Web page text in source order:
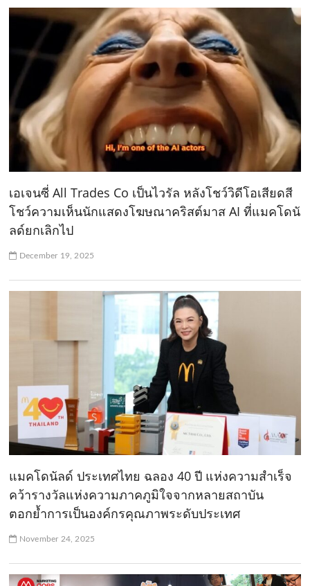
เอเจนซี่ All Trades Co เป็นไวรัล หลังโชว์วิดีโอเสียดสี
โชว์ความเห็นนักแสดงโฆษณาคริสต์มาส AI ที่แมคโดนั
ลด์ยกเลิกไป
December 19, 2025
แมคโดนัลด์ ประเทศไทย ฉลอง 40 ปี แห่งความสำเร็จ
คว้ารางวัลแห่งความภาคภูมิใจจากหลายสถาบัน
ตอกย้ำการเป็นองค์กรคุณภาพระดับประเทศ
November 24, 2025